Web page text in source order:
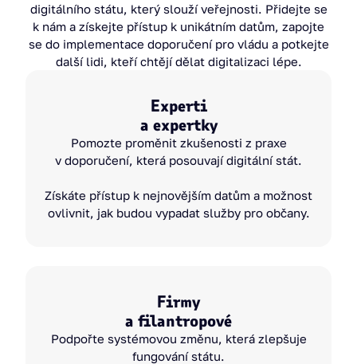
digitálního státu, který slouží veřejnosti. Přidejte se
k nám a získejte přístup k unikátním datům, zapojte
se do implementace doporučení pro vládu a potkejte
další lidi, kteří chtějí dělat digitalizaci lépe.
Experti
a expertky
Pomozte proměnit zkušenosti z praxe
v doporučení, která posouvají digitální stát.
Získáte přístup k nejnovějším datům a možnost
ovlivnit, jak budou vypadat služby pro občany.
Firmy
a filantropové
Podpořte systémovou změnu, která zlepšuje
fungování státu.